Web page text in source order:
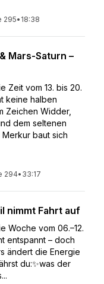
295• 18:38
Mars-Saturn –
Zeit vom 13. bis 20.
keine halben
Zeichen Widder,
dem seltenen
baut sich
294• 33:17
nimmt Fahrt auf
Woche vom 06.–12.
entspannt – doch
ändert die Energie
du:✨was der